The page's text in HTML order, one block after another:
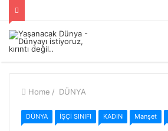
Home / DÜNYA
DÜNYA İŞÇİ SINIFI KADIN Manşet